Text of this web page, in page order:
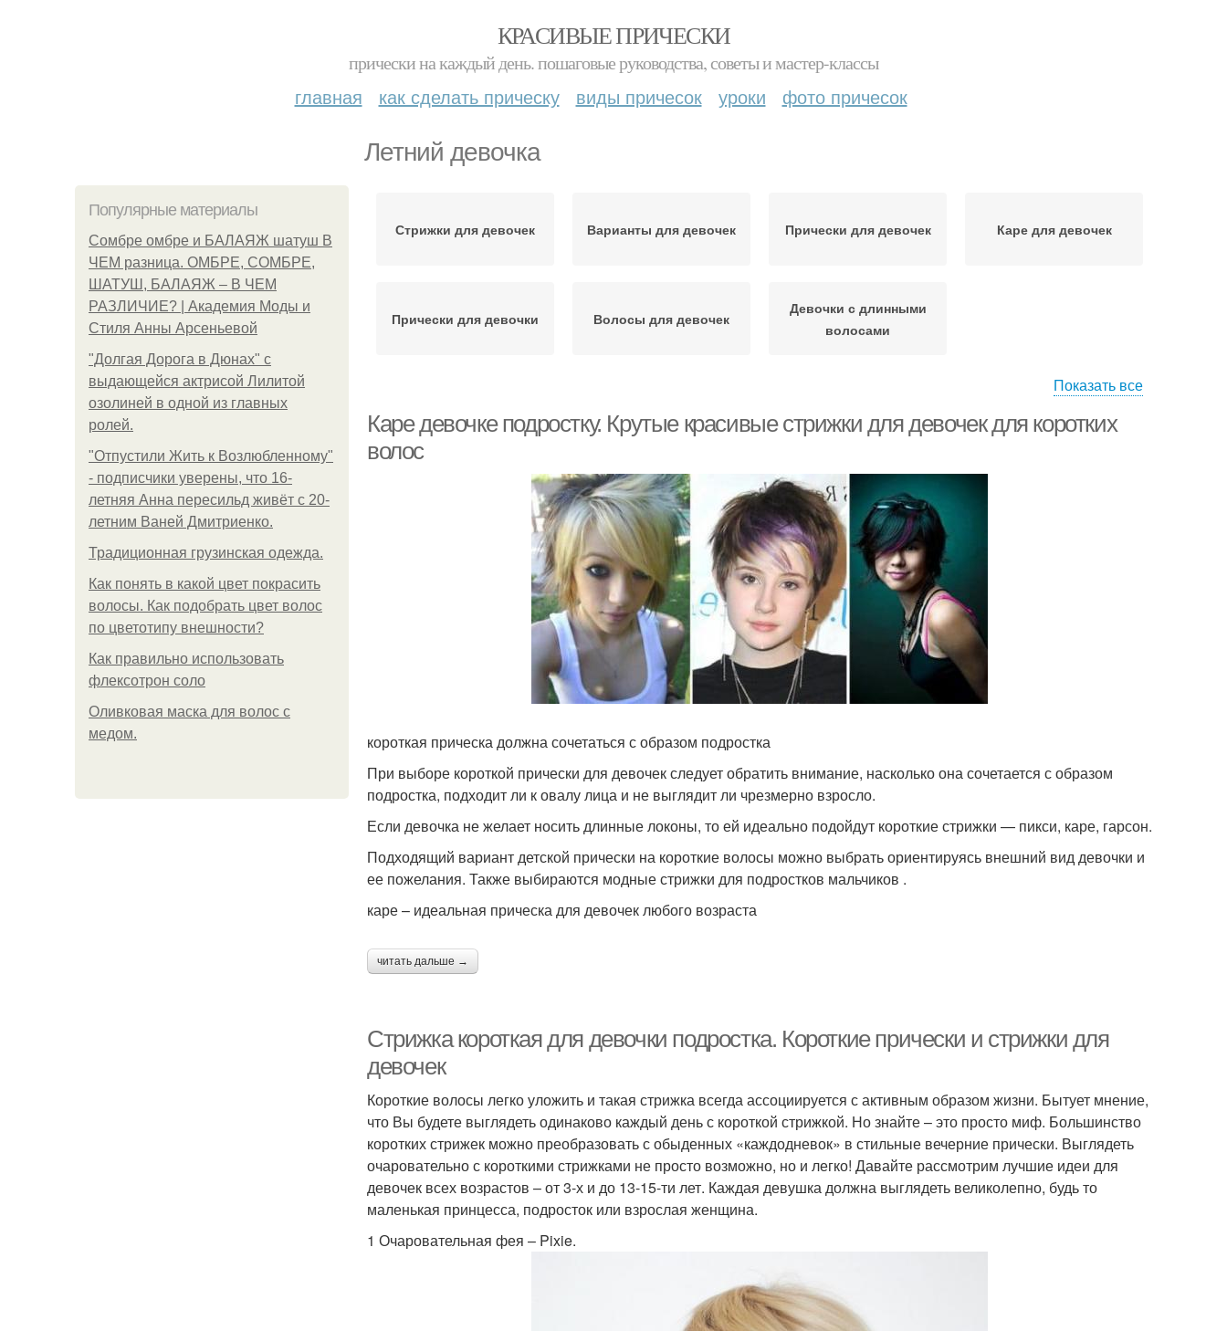
КРАСИВЫЕ ПРИЧЕСКИ
прически на каждый день. пошаговые руководства, советы и мастер-классы
главная как сделать прическу виды причесок уроки фото причесок
Летний девочка
Популярные материалы
Сомбре омбре и БАЛАЯЖ шатуш В
ЧЕМ разница. ОМБРЕ, СОМБРЕ,
ШАТУШ, БАЛАЯЖ – В ЧЕМ
РАЗЛИЧИЕ? | Академия Моды и
Стиля Анны Арсеньевой
"Долгая Дорога в Дюнах" с
выдающейся актрисой Лилитой
озолиней в одной из главных
ролей.
"Отпустили Жить к Возлюбленному"
- подписчики уверены, что 16-
летняя Анна пересильд живёт с 20-
летним Ваней Дмитриенко.
Традиционная грузинская одежда.
Как понять в какой цвет покрасить
волосы. Как подобрать цвет волос
по цветотипу внешности?
Как правильно использовать
флексотрон соло
Оливковая маска для волос с
медом.
Стрижки для девочек Варианты для девочек Прически для девочек Каре для девочек
Прически для девочки Волосы для девочек
Девочки с длинными
волосами
Показать все
Каре девочке подростку. Крутые красивые стрижки для девочек для коротких
волос
короткая прическа должна сочетаться с образом подростка
При выборе короткой прически для девочек следует обратить внимание, насколько она сочетается с образом
подростка, подходит ли к овалу лица и не выглядит ли чрезмерно взросло.
Если девочка не желает носить длинные локоны, то ей идеально подойдут короткие стрижки — пикси, каре, гарсон.
Подходящий вариант детской прически на короткие волосы можно выбрать ориентируясь внешний вид девочки и
ее пожелания. Также выбираются модные стрижки для подростков мальчиков .
каре – идеальная прическа для девочек любого возраста
читать дальше →
Стрижка короткая для девочки подростка. Короткие прически и стрижки для
девочек
Короткие волосы легко уложить и такая стрижка всегда ассоциируется с активным образом жизни. Бытует мнение,
что Вы будете выглядеть одинаково каждый день с короткой стрижкой. Но знайте – это просто миф. Большинство
коротких стрижек можно преобразовать с обыденных «каждодневок» в стильные вечерние прически. Выглядеть
очаровательно с короткими стрижками не просто возможно, но и легко! Давайте рассмотрим лучшие идеи для
девочек всех возрастов – от 3-х и до 13-15-ти лет. Каждая девушка должна выглядеть великолепно, будь то
маленькая принцесса, подросток или взрослая женщина.
1 Очаровательная фея – Pixie.